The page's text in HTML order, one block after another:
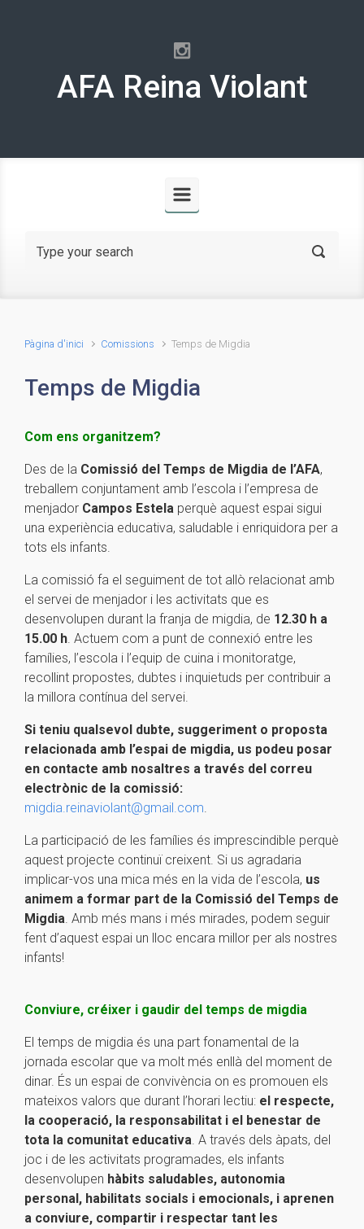
AFA Reina Violant
Pàgina d'inici Comissions Temps de Migdia
Temps de Migdia
Com ens organitzem?
Des de la Comissió del Temps de Migdia de l’AFA,
treballem conjuntament amb l’escola i l’empresa de
menjador Campos Estela perquè aquest espai sigui
una experiència educativa, saludable i enriquidora per a
tots els infants.
La comissió fa el seguiment de tot allò relacionat amb
el servei de menjador i les activitats que es
desenvolupen durant la franja de migdia, de 12.30 h a
15.00 h. Actuem com a punt de connexió entre les
famílies, l’escola i l’equip de cuina i monitoratge,
recollint propostes, dubtes i inquietuds per contribuir a
la millora contínua del servei.
Si teniu qualsevol dubte, suggeriment o proposta
relacionada amb l’espai de migdia, us podeu posar
en contacte amb nosaltres a través del correu
electrònic de la comissió:
migdia.reinaviolant@gmail.com.
La participació de les famílies és imprescindible perquè
aquest projecte continuï creixent. Si us agradaria
implicar-vos una mica més en la vida de l’escola, us
animem a formar part de la Comissió del Temps de
Migdia. Amb més mans i més mirades, podem seguir
fent d’aquest espai un lloc encara millor per als nostres
infants!
Conviure, créixer i gaudir del temps de migdia
El temps de migdia és una part fonamental de la
jornada escolar que va molt més enllà del moment de
dinar. És un espai de convivència on es promouen els
mateixos valors que durant l’horari lectiu: el respecte,
la cooperació, la responsabilitat i el benestar de
tota la comunitat educativa. A través dels àpats, del
joc i de les activitats programades, els infants
desenvolupen hàbits saludables, autonomia
personal, habilitats socials i emocionals, i aprenen
a conviure, compartir i respectar tant les